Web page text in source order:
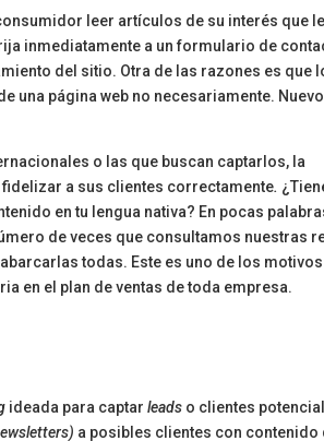
leer artículos de su interés que le
inmediatamente a un formulario de
del sitio. Otra de las razones es que
una página web no necesariamente. Nuevo
o las que buscan captarlos, la
a sus clientes correctamente.
en tu lengua nativa? En pocas
de veces que consultamos nuestras
todas. Este es uno de los
en el plan de ventas de toda empresa.
ideada para captarleads o clientes
a posibles clientes con contenido